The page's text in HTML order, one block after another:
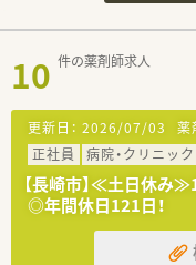
10 件の薬剤師求人
更新日： 2026/07/03 薬
正社員
病院・クリニック
【長崎市】≪土日休み
◎年間休日121日！